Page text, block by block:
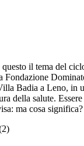
questo il tema del
Fondazione
Badia a Leno, in
della salute.
ma cosa significa?